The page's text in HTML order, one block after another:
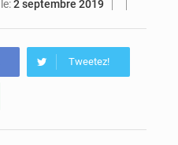
Sénégal : Ousmane Diagne prêtera serment le 11 août comme président du Conseil constitutionnel
le:2 septembre 2019
Tweetez!